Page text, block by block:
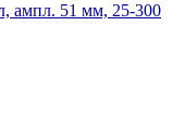
ампл. 51 мм, 25-300